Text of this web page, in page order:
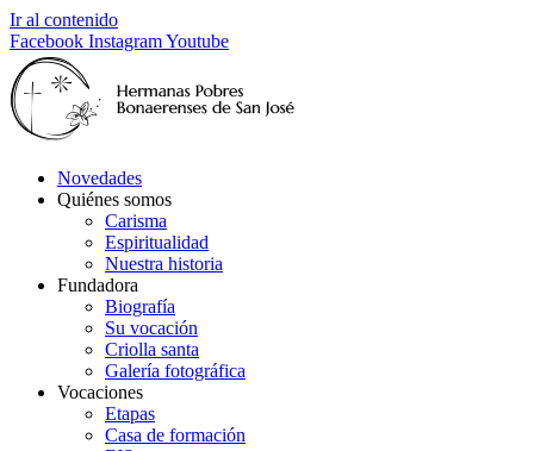
Ir al contenido
Facebook InstagramYoutube
Novedades
Quiénes somos
Carisma
Espiritualidad
Nuestra historia
Fundadora
Biografía
Su vocación
Criolla santa
Galería fotográfica
Vocaciones
Etapas
Casa de formación